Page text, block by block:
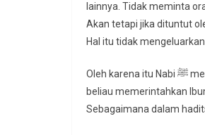
lainnya. Tidak meminta
Akan tetapi jika dituntut
Hal itu tidak
Oleh karena itu Nabi ﷺ memerintahkan Aisyah radhiyallahu anha untuk minta ruqyah pada sebagian sakitnya. Dan
beliau memerintahkan
Sebagaimana dalam